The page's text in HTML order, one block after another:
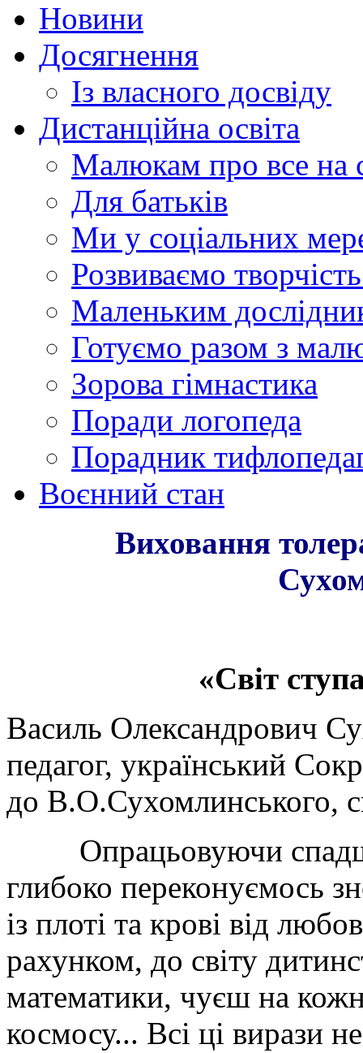
Новини
Досягнення
Із власного досвіду
Дистанційна освіта
Малюкам про все на
Для батьків
Ми у соціальних
Розвиваємо
Маленьким
Готуємо разом з
Зорова гімнастика
Поради логопеда
Порадник
Воєнний стан
Виховання
«Світ
Василь Олександрович
педагог, український
до В.О.Сухомлинського,
Опрацьовуючи
гли­боко переконуємось
із плоті та крові від
рахунком, до світу
математики, чуєш на
космосу... Всі ці вирази